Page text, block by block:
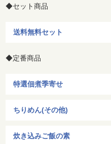
◆セット商品
送料無料セット
◆定番商品
特選佃煮季寄せ
ちりめん(その他)
炊き込みご飯の素